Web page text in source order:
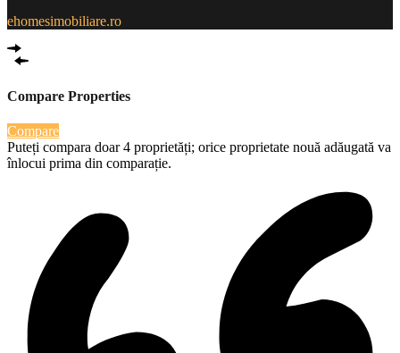
ehomesimobiliare.ro
Compare Properties
Compare
Puteți compara doar 4 proprietăți; orice proprietate nouă adăugată va
înlocui prima din comparație.